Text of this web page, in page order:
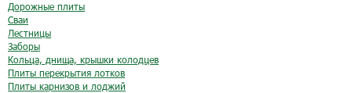
Дорожные плиты
Сваи
Лестницы
Заборы
Кольца, днища, крышки колодцев
Плиты перекрытия лотков
Плиты карнизов и лоджий